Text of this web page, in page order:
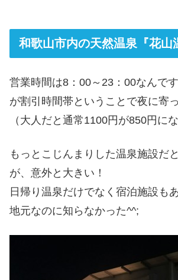
和歌山市内の天然温泉『花山
営業時間は8：00～23：00なんで
が割引時間帯ということで夜に寄
（大人だと通常1100円が850円に
もっとこじんまりした温泉施設だ
が、意外と大きい！
日帰り温泉だけでなく宿泊施設も
地元なのに知らなかった^^;